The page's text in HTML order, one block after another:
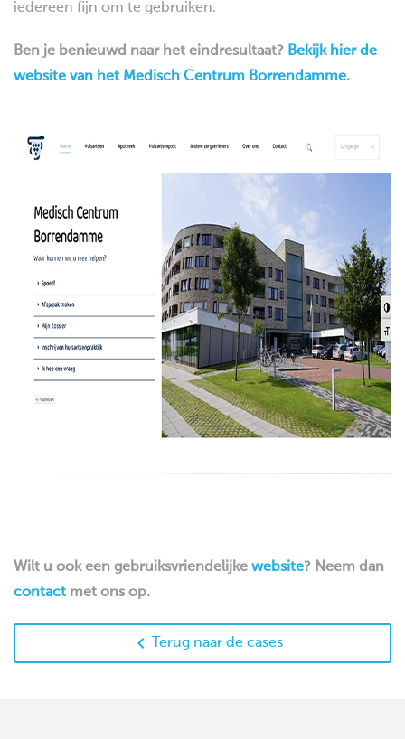
iedereen fijn om te gebruiken.
Ben je benieuwd naar het eindresultaat? Bekijk hier de
website van het Medisch Centrum Borrendamme.
Wilt u ook een gebruiksvriendelijke website? Neem dan
contact met ons op.
 Terug naar de cases